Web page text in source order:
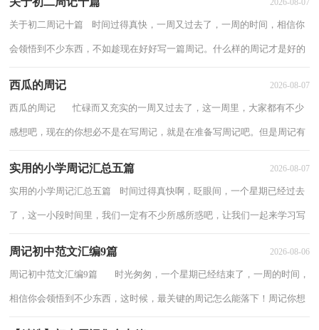
2026-08-07
关于初二周记十篇 时间过得真快，一周又过去了，一周的时间，相信你
会领悟到不少东西，不如趁现在好好写一篇周记。什么样的周记才是好的
西瓜的周记 2026-08-07
西瓜的周记 忙碌而又充实的一周又过去了，这一周里，大家都有不少
感想吧，现在的你想必不是在写周记，就是在准备写周记吧。但是周记有
实用的小学周记汇总五篇 2026-08-07
实用的小学周记汇总五篇 时间过得真快啊，眨眼间，一个星期已经过去
了，这一小段时间里，我们一定有不少所感所惑吧，让我们一起来学习写
周记初中范文汇编9篇 2026-08-06
周记初中范文汇编9篇 时光匆匆，一个星期已经结束了，一周的时间，
相信你会领悟到不少东西，这时候，最关键的周记怎么能落下！周记你想